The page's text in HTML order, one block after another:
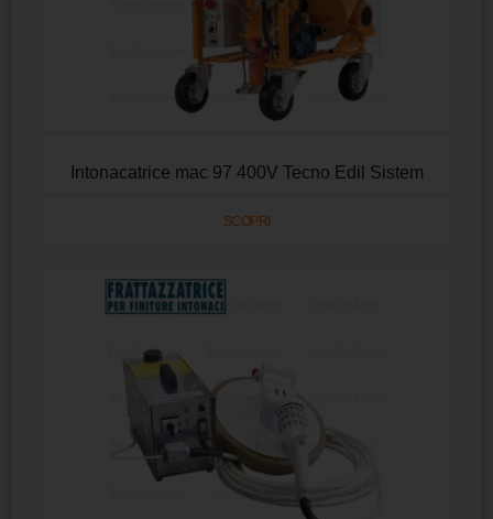
Intonacatrice mac 97 400V Tecno Edil Sistem
SCOPRI